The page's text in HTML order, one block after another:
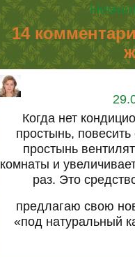
14
Когда нет
простынь,
простынь
комнаты и
раз. Это
предлагаю свою
«под натуральный